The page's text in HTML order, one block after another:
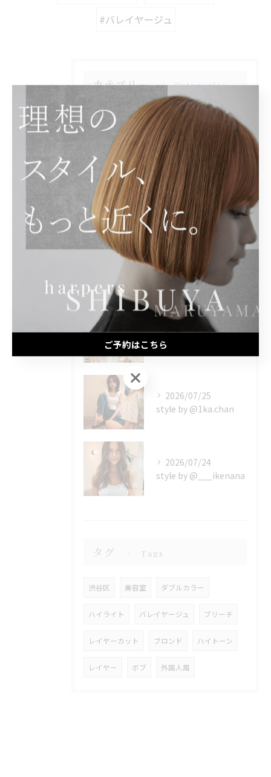
#バレイヤージュ
カテゴリー Categories
全てのカテゴリー
カット
カラー
トリートメント
メンズ
パーマ
Recent Posts
2026/07/31
style by @eliyca
2026/07/25
style by @1ka.chan
2026/07/24
style by @___ikenana
タグ Tags
渋谷区 美容室 ダブルカラー
ハイライト バレイヤージュ ブリーチ
レイヤーカット ブロンド ハイトーン
レイヤー ボブ 外国人風
ご予約はこちら
ご予約はこちら